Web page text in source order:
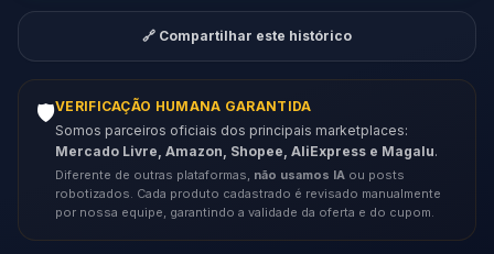
🔗 Compartilhar este histórico
🛡️VERIFICAÇÃO HUMANA GARANTIDA
Somos parceiros oficiais dos principais marketplaces:
Mercado Livre, Amazon, Shopee, AliExpress e Magalu.
Diferente de outras plataformas, não usamos IA ou posts
robotizados. Cada produto cadastrado é revisado manualmente
por nossa equipe, garantindo a validade da oferta e do cupom.